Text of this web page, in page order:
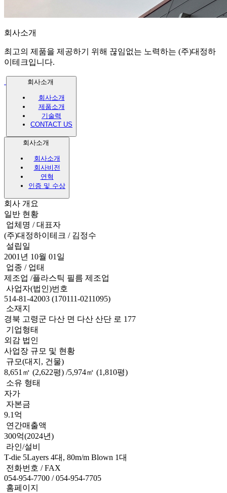
회사소개
최고의 제품을 제공하기 위해 끊임없는 노력하는 (주)대정하
이테크입니다.
회사소개
회사소개
제품소개
기술력
CONTACT US
회사소개
회사소개
회사비전
연혁
인증 및 수상
회사 개요
일반 현황
업체명 / 대표자
(주)대정하이테크 / 김정수
설립일
2001년 10월 01일
업종 / 업태
제조업 /플라스틱 필름 제조업
사업자(법인)번호
514-81-42003 (170111-0211095)
소재지
경북 고령군 다산 면 다산 산단 로 177
기업형태
외감 법인
사업장 규모 및 현황
규모(대지, 건물)
8,651㎡ (2,622평) /5,974㎡ (1,810평)
소유 형태
자가
자본금
9.1억
연간매출액
300억(2024년)
라인/설비
T-die 5Layers 4대, 80m/m Blown 1대
전화번호 / FAX
054-954-7700 / 054-954-7705
홈페이지